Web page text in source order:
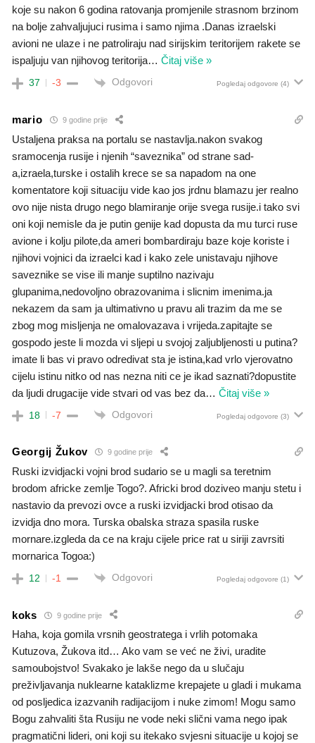
koje su nakon 6 godina ratovanja promjenile strasnom brzinom
na bolje zahvaljujuci rusima i samo njima .Danas izraelski
avioni ne ulaze i ne patroliraju nad sirijskim teritorijem rakete se
ispaljuju van njihovog teritorija… Čitaj više »
37 -3 Odgovori Pogledaj odgovore (4)
mario 9 godine prije
Ustaljena praksa na portalu se nastavlja.nakon svakog
sramocenja rusije i njenih “saveznika” od strane sad-
a,izraela,turske i ostalih krece se sa napadom na one
komentatore koji situaciju vide kao jos jrdnu blamazu jer realno
ovo nije nista drugo nego blamiranje orije svega rusije.i tako svi
oni koji nemisle da je putin genije kad dopusta da mu turci ruse
avione i kolju pilote,da ameri bombardiraju baze koje koriste i
njihovi vojnici da izraelci kad i kako zele unistavaju njihove
saveznike se vise ili manje suptilno nazivaju
glupanima,nedovoljno obrazovanima i slicnim imenima.ja
nekazem da sam ja ultimativno u pravu ali trazim da me se
zbog mog misljenja ne omalovazava i vrijeda.zapitajte se
gospodo jeste li mozda vi sljepi u svojoj zaljubljenosti u putina?
imate li bas vi pravo odredivat sta je istina,kad vrlo vjerovatno
cijelu istinu nitko od nas nezna niti ce je ikad saznati?dopustite
da ljudi drugacije vide stvari od vas bez da… Čitaj više »
18 -7 Odgovori Pogledaj odgovore (3)
Georgij Žukov 9 godine prije
Ruski izvidjacki vojni brod sudario se u magli sa teretnim
brodom africke zemlje Togo?. Africki brod doziveo manju stetu i
nastavio da prevozi ovce a ruski izvidjacki brod otisao da
izvidja dno mora. Turska obalska straza spasila ruske
mornare.izgleda da ce na kraju cijele price rat u siriji zavrsiti
mornarica Togoa:)
12 -1 Odgovori Pogledaj odgovore (1)
koks 9 godine prije
Haha, koja gomila vrsnih geostratega i vrlih potomaka
Kutuzova, Žukova itd… Ako vam se već ne živi, uradite
samoubojstvo! Svakako je lakše nego da u slučaju
preživljavanja nuklearne kataklizme krepajete u gladi i mukama
od posljedica izazvanih radijacijom i nuke zimom! Mogu samo
Bogu zahvaliti šta Rusiju ne vode neki slični vama nego ipak
pragmatični lideri, oni koji su itekako svjesni situacije u kojoj se